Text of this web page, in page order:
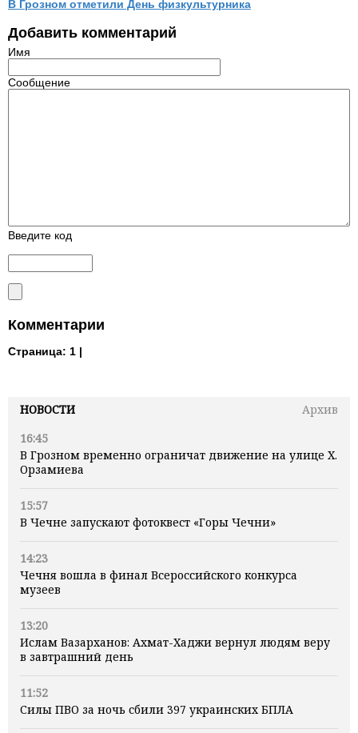
НОВОСТИ
Архив
16:45
В Грозном временно ограничат движение на улице Х.
Орзамиева
15:57
В Чечне запускают фотоквест «Горы Чечни»
14:23
Чечня вошла в финал Всероссийского конкурса
музеев
13:20
Ислам Вазарханов: Ахмат-Хаджи вернул людям веру
в завтрашний день
11:52
Силы ПВО за ночь сбили 397 украинских БПЛА
В Грозном отметили День физкультурника
Добавить комментарий
Имя
Сообщение
Введите код
Комментарии
Страница: 1 |